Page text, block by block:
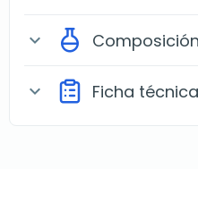
expand_more Composición
expand_more Ficha técnica